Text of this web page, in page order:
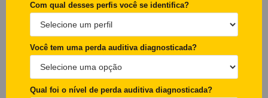
Com qual desses perfis você se identifica?
Você tem uma perda auditiva diagnosticada?
Qual foi o nível de perda auditiva diagnosticada?